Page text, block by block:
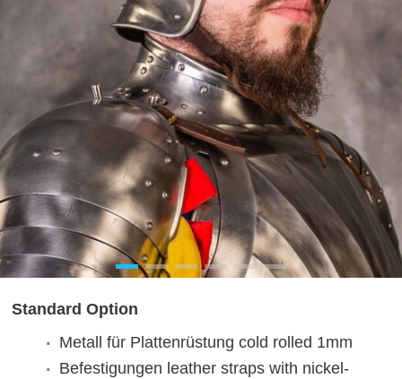
Standard Option
Metall für Plattenrüstung cold rolled 1mm
Befestigungen leather straps with nickel-